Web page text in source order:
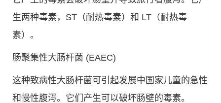
生两种毒素，ST（耐热毒素）和 LT（耐热毒
素）。
肠聚集性大肠杆菌 (EAEC)
这种致病性大肠杆菌可引起发展中国家儿童的急性
和慢性腹泻。它们产生可以破坏肠壁的毒素。